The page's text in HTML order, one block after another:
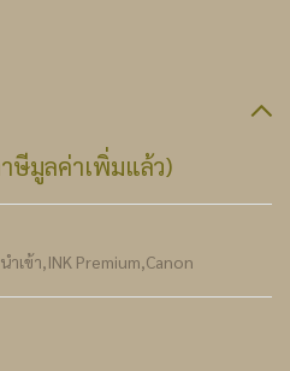
ษีมูลค่าเพิ่มแล้ว)
เข้า,INK Premium,Canon